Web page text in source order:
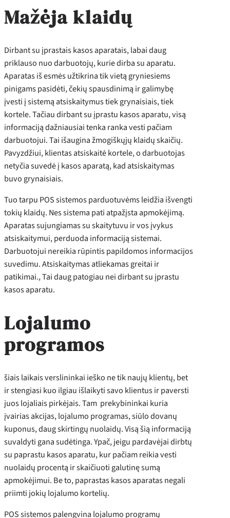
Mažėja klaidų
Dirbant su įprastais kasos aparatais, labai daug
priklauso nuo darbuotojų, kurie dirba su aparatu.
Aparatas iš esmės užtikrina tik vietą gryniesiems
pinigams pasidėti, čekių spausdinimą ir galimybę
įvesti į sistemą atsiskaitymus tiek grynaisiais, tiek
kortele. Tačiau dirbant su įprastu kasos aparatu, visą
informaciją dažniausiai tenka ranka vesti pačiam
darbuotojui. Tai išaugina žmogiškųjų klaidų skaičių.
Pavyzdžiui, klientas atsiskaitė kortele, o darbuotojas
netyčia suvedė į kasos aparatą, kad atsiskaitymas
buvo grynaisiais.
Tuo tarpu POS sistemos parduotuvėms leidžia išvengti
tokių klaidų. Nes sistema pati atpažįsta apmokėjimą.
Aparatas sujungiamas su skaitytuvu ir vos įvykus
atsiskaitymui, perduoda informaciją sistemai.
Darbuotojui nereikia rūpintis papildomos informacijos
suvedimu. Atsiskaitymas atliekamas greitai ir
patikimai., Tai daug patogiau nei dirbant su įprastu
kasos aparatu.
Lojalumo
programos
šiais laikais verslininkai ieško ne tik naujų klientų, bet
ir stengiasi kuo ilgiau išlaikyti savo klientus ir paversti
juos lojaliais pirkėjais. Tam prekybininkai kuria
įvairias akcijas, lojalumo programas, siūlo dovanų
kuponus, daug skirtingų nuolaidų. Visą šią informaciją
suvaldyti gana sudėtinga. Ypač, jeigu pardavėjai dirbtų
su paprastu kasos aparatu, kur pačiam reikia vesti
nuolaidų procentą ir skaičiuoti galutinę sumą
apmokėjimui. Be to, paprastas kasos aparatas negali
priimti jokių lojalumo kortelių.
POS sistemos palengvina lojalumo programų